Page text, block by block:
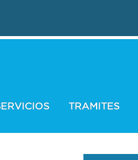
TRAMITES